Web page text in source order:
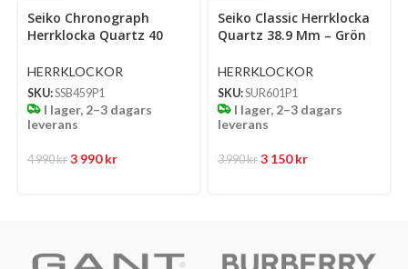
Select
options
Seiko Chronograph
Herrklocka Quartz 40
Urtavla Med Stållänk
HERRKLOCKOR
SKU:SSB459P1
I lager, 2–3 dagars
leverans
4 990kr 3 990kr
Select
options
Seiko Classic Herrklocka
Quartz 38.9 Mm – Grön
Stållänk
HERRKLOCKOR
SKU:SUR601P1
I lager, 2–3 dagars
leverans
3 990kr 3 150kr